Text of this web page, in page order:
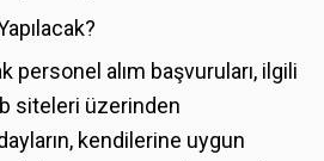
personel alım başvuruları, ilgili
siteleri üzerinden
kendilerine uygun